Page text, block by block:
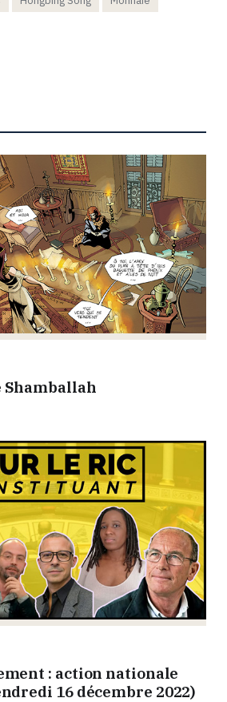
Shamballah
: action nationale
16 décembre 2022)